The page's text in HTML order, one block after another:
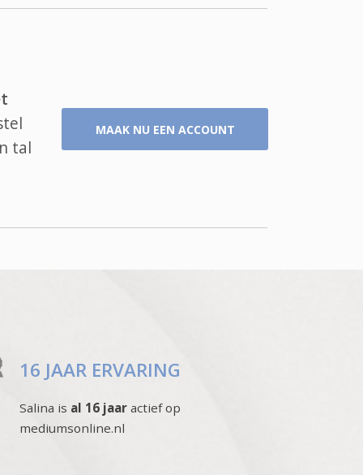
tal
MAAK NU EEN ACCOUNT
16 JAAR ERVARING
Salina is al 16 jaar actief op
mediumsonline.nl